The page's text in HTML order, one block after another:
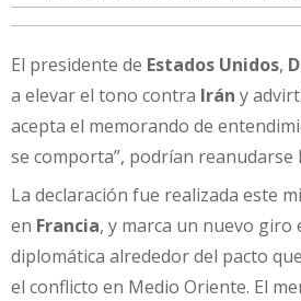
El presidente de Estados Unidos,
a elevar el tono contra Irán y
acepta el memorando de
se comporta”, podrían reanudarse
La declaración fue realizada este
en Francia, y marca un nuevo giro
diplomática alrededor del pacto
el conflicto en Medio Oriente. El